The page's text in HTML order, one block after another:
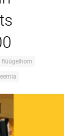
flüügelhorn